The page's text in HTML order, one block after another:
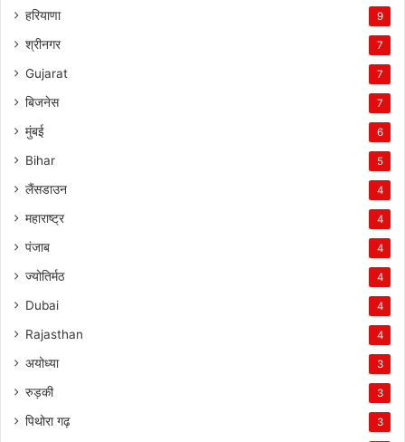
हरियाणा 9
श्रीनगर 7
Gujarat 7
बिजनेस 7
मुंबई 6
Bihar 5
लैंसडाउन 4
महाराष्ट्र 4
पंजाब 4
ज्योतिर्मठ 4
Dubai 4
Rajasthan 4
अयोध्या 3
रुड़की 3
पिथोरा गढ़ 3